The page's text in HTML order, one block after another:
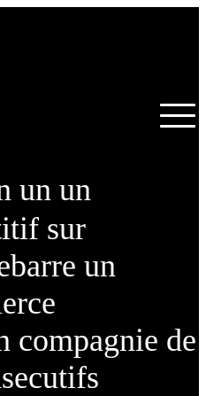
un un
sur
un
compagnie de